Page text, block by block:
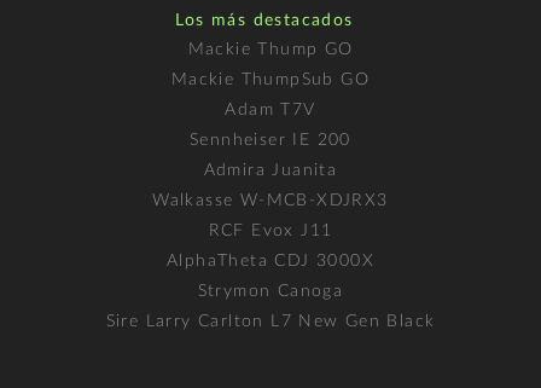
Los más destacados
Mackie Thump GO
Mackie ThumpSub GO
Adam T7V
Sennheiser IE 200
Admira Juanita
Walkasse W-MCB-XDJRX3
RCF Evox J11
AlphaTheta CDJ 3000X
Strymon Canoga
Sire Larry Carlton L7 New Gen Black